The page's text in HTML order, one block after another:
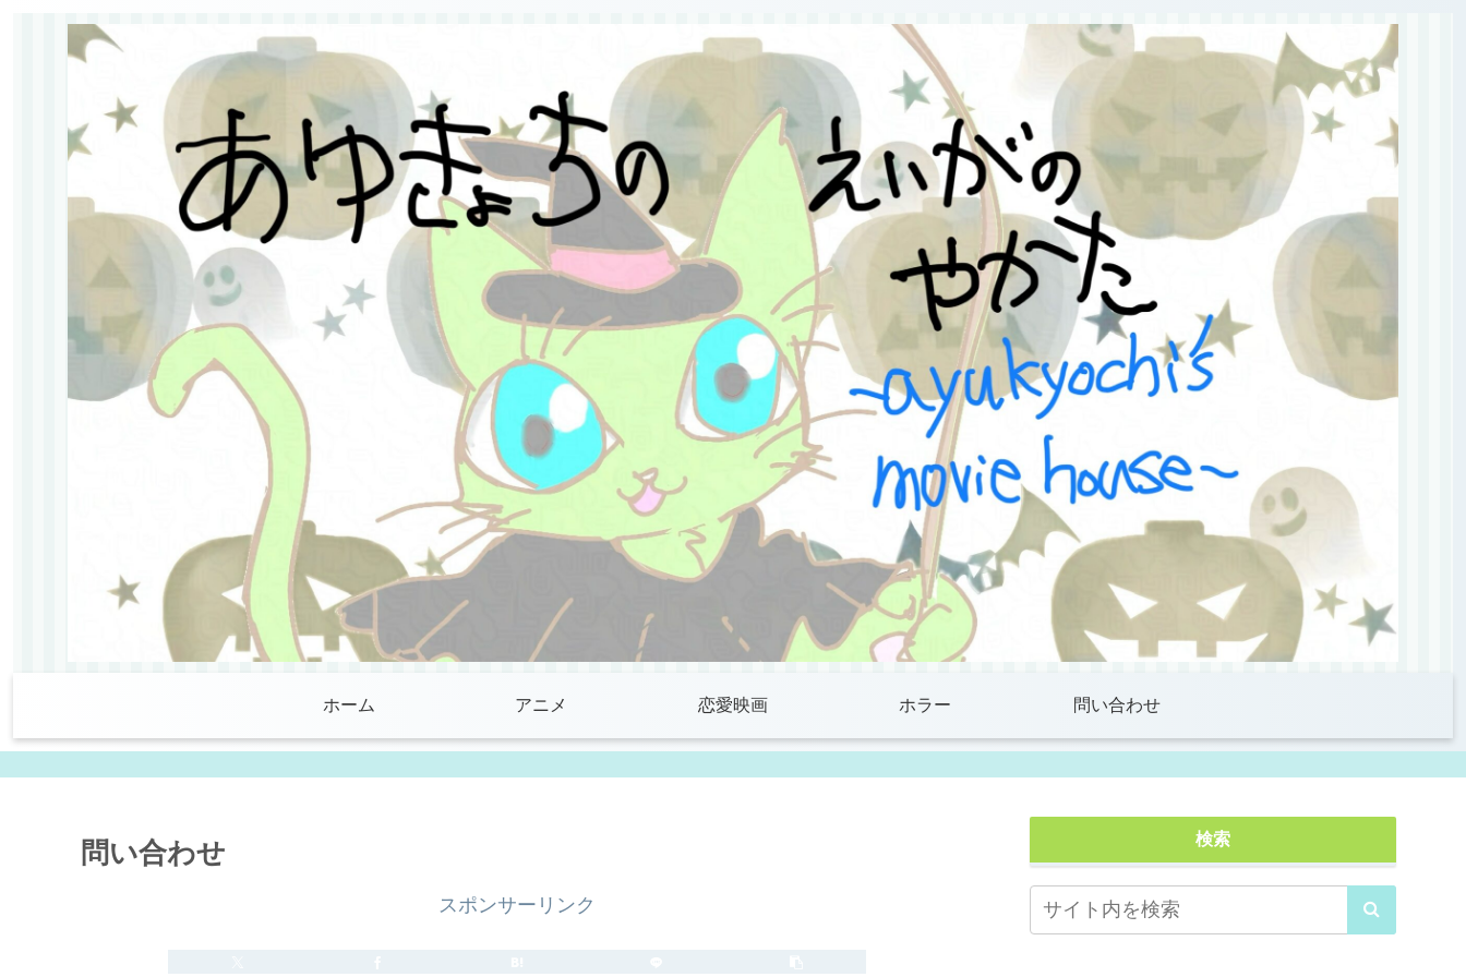
ホーム アニメ 恋愛映画 ホラー 問い合わせ
問い合わせ
スポンサーリンク
検索